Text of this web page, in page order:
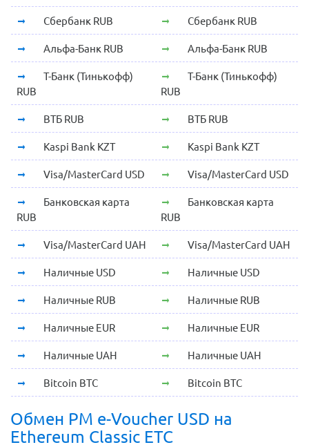
Сбербанк RUB Сбербанк RUB
Альфа-Банк RUB Альфа-Банк RUB
Т-Банк (Тинькофф)
RUB
Т-Банк (Тинькофф)
RUB
ВТБ RUB ВТБ RUB
Kaspi Bank KZT Kaspi Bank KZT
Visa/MasterCard USD Visa/MasterCard USD
Банковская карта
RUB
Банковская карта
RUB
Visa/MasterCard UAH Visa/MasterCard UAH
Наличные USD Наличные USD
Наличные RUB Наличные RUB
Наличные EUR Наличные EUR
Наличные UAH Наличные UAH
Bitcoin BTC Bitcoin BTC
Обмен PM e-Voucher USD на
Ethereum Classic ETC